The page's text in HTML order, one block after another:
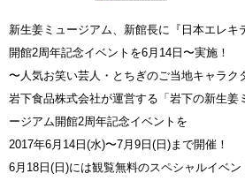
新生姜ミュージアム、新館長に『日本エレキ
開館2周年記念イベントを6月14日〜実施！
〜人気お笑い芸人・とちぎのご当地キャラク
岩下食品株式会社が運営する「岩下の新生姜
ージアム開館2周年記念イベントを
2017年6月14日(水)〜7月9日(日)まで開催！
6月18日(日)には観覧無料のスペシャルイベン